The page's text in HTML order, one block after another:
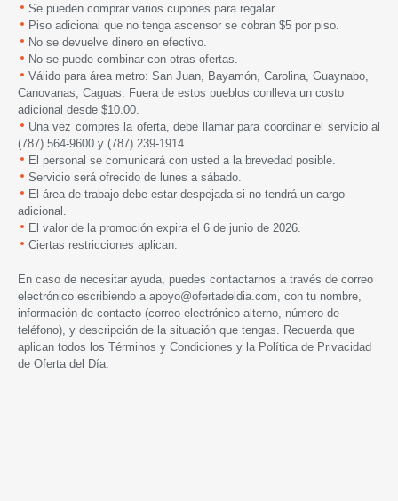
Se pueden comprar varios cupones para regalar.
Piso adicional que no tenga ascensor se cobran $5 por piso.
No se devuelve dinero en efectivo.
No se puede combinar con otras ofertas.
Válido para área metro: San Juan, Bayamón, Carolina, Guaynabo,
Canovanas, Caguas. Fuera de estos pueblos conlleva un costo
adicional desde $10.00.
Una vez compres la oferta, debe llamar para coordinar el servicio al
(787) 564-9600 y (787) 239-1914.
El personal se comunicará con usted a la brevedad posible.
Servicio será ofrecido de lunes a sábado.
El área de trabajo debe estar despejada si no tendrá un cargo
adicional.
El valor de la promoción expira el 6 de junio de 2026.
Ciertas restricciones aplican.
En caso de necesitar ayuda, puedes contactarnos a través de correo
electrónico escribiendo a apoyo@ofertadeldia.com , con tu nombre,
información de contacto (correo electrónico alterno, número de
teléfono), y descripción de la situación que tengas. Recuerda que
aplican todos los Términos y Condiciones y la Política de Privacidad
de Oferta del Día.